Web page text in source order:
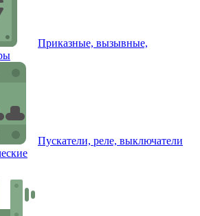
Приказные, вызывные,
Пускатели, реле, выключатели